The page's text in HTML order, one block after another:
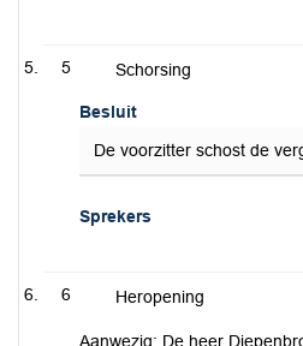
5 Schorsing
Besluit
De voorzitter schost de
Sprekers
6 Heropening
Aanwezig: De heer